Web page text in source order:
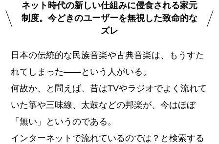
ネット時代の新しい仕組みに侵食される家元
制度。今どきのユーザーを無視した致命的な
ズレ
日本の伝統的な民族音楽や古典音楽は、もうすた
れてしまった――という人がいる。
何故か、と問えば、昔はTVやラジオでよく流れて
いた箏や三味線、太鼓などの邦楽が、今はほぼ
「無い」というのである。
インターネットで流れているのでは？と検索する